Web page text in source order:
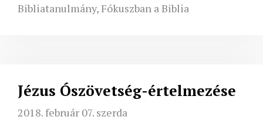
Bibliatanulmány, Fókuszban a Biblia
Jézus Ószövetség-értelmezése
2018. február 07. szerda